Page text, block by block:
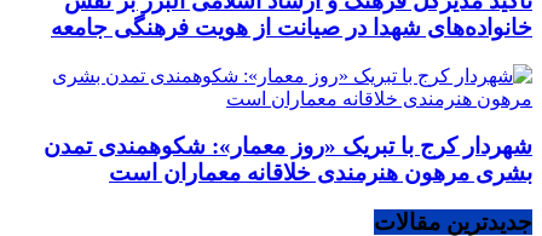
خانواده‌های شهدا در صیانت از هویت فرهنگی جامعه
شهردار کرج با تبریک «روز معمار»: شکوهمندی تمدن
بشری مرهون هنرمندی خلاقانه معماران است
جدیدترین مقالات